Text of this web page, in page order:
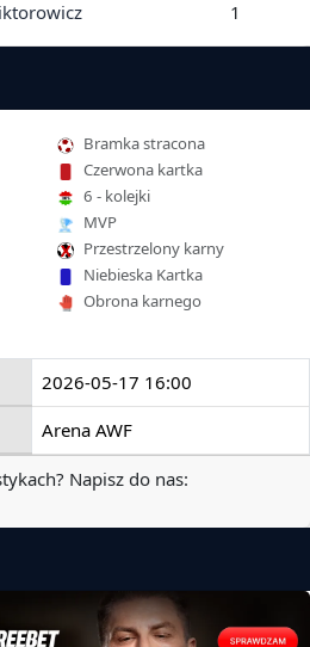
1
Bramka stracona
Czerwona kartka
6 - kolejki
MVP
Przestrzelony karny
Niebieska Kartka
Obrona karnego
2026-05-17 16:00
Arena AWF
Napisz do nas: